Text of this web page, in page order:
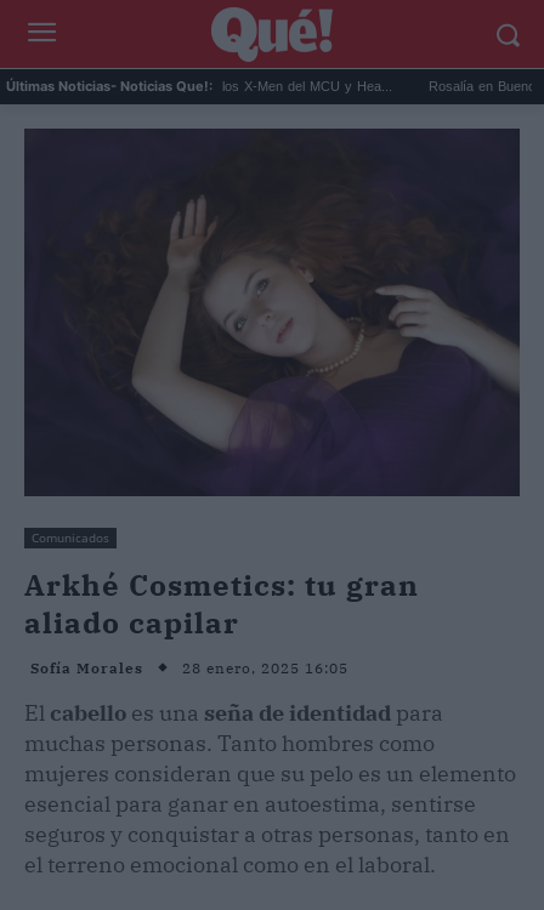
Últimas Noticias- Noticias Que!:
Connor será Cíclope en los X-Men del MCU y Hea... Rosalía en Buenos Aires:
Comunicados
Arkhé Cosmetics: tu gran
aliado capilar
Sofía Morales 28 enero, 2025 16:05
El cabello es una seña de identidad para
muchas personas. Tanto hombres como
mujeres consideran que su pelo es un elemento
esencial para ganar en autoestima, sentirse
seguros y conquistar a otras personas, tanto en
el terreno emocional como en el laboral.